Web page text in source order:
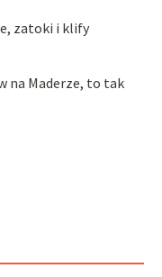
zatoki i klify
na Maderze, to tak